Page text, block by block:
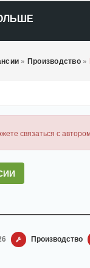
» Производство »
связаться с
Производство